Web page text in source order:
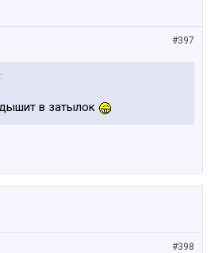
#397
в затылок
#398